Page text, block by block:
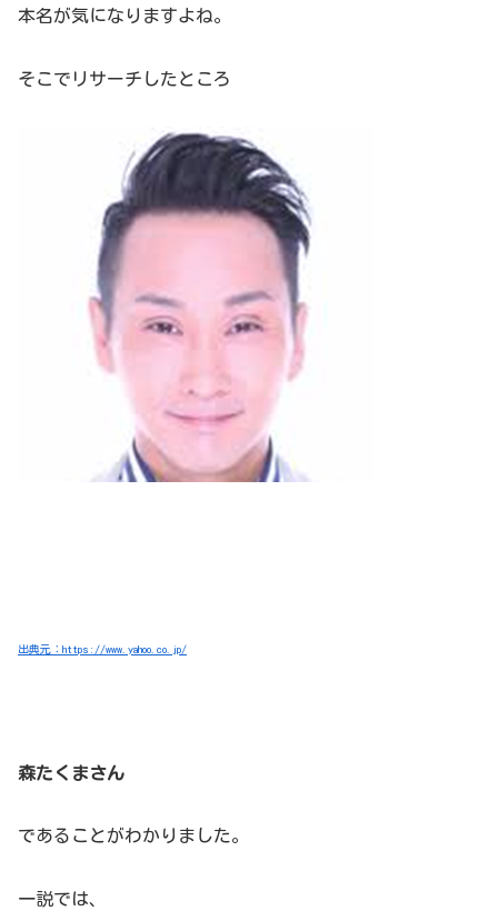
本名が気になりますよね。
そこでリサーチしたところ
出典元：https://www.yahoo.co.jp/
森たくまさん
であることがわかりました。
一説では、